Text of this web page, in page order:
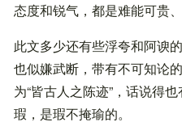
态度和锐气，都是难能可贵、
此文多少还有些浮夸和阿谀
也似嫌武断，带有不可知论
为“皆古人之陈迹”，话说得
瑕，是瑕不掩瑜的。